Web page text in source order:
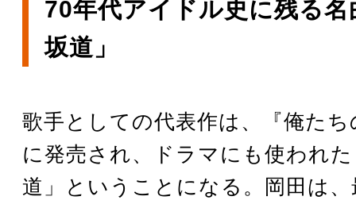
70年代アイドル史に残る名
坂道」
歌手としての代表作は、『俺たち
に発売され、ドラマにも使われ
道」ということになる。岡田は